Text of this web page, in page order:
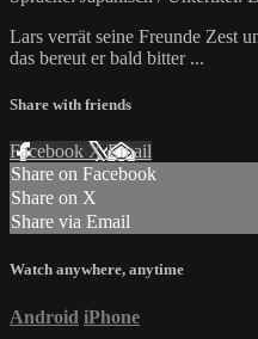
Lars verrät seine Freunde Zest
das bereut er bald bitter ...
Share with friends
Facebook XEmail
Share on Facebook
Share on X
Share via Email
Watch anywhere, anytime
Android iPhone